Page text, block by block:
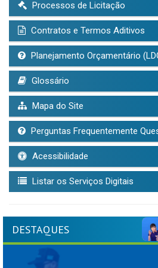
Processos de Licitação
Contratos e Termos Aditivos
Planejamento Orçamentário
Glossário
Mapa do Site
Perguntas Frequentemente
Acessibilidade
Listar os Serviços Digitais
DESTAQUES